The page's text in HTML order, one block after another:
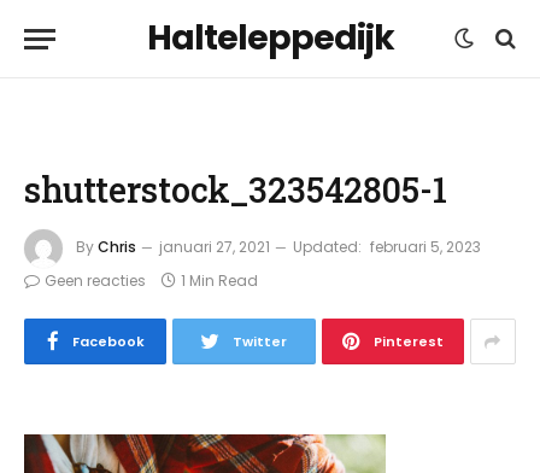
Halteleppedijk
shutterstock_323542805-1
ByChris januari 27, 2021 Updated: februari 5, 2023
Geen reacties
1 Min Read
Facebook Twitter Pinterest